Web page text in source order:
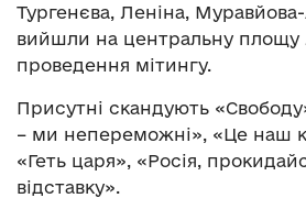
Тургенєва, Леніна,
вийшли на центральну площу
проведення мітингу.
Присутні скандують
– ми непереможні», «Це наш
«Геть царя», «Росія,
відставку».